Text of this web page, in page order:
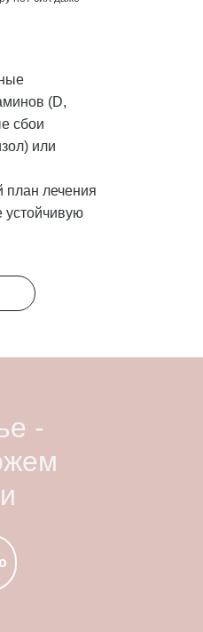
-
(D,
сбои
или
план лечения
устойчивую